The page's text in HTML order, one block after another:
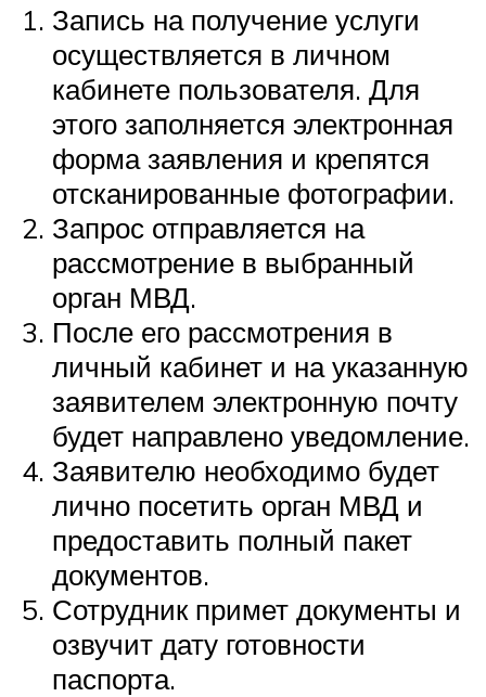
Запись на получение услуги
осуществляется в личном
кабинете пользователя. Для
этого заполняется электронная
форма заявления и крепятся
отсканированные фотографии.
Запрос отправляется на
рассмотрение в выбранный
орган МВД.
После его рассмотрения в
личный кабинет и на указанную
заявителем электронную почту
будет направлено уведомление.
Заявителю необходимо будет
лично посетить орган МВД и
предоставить полный пакет
документов.
Сотрудник примет документы и
озвучит дату готовности
паспорта.